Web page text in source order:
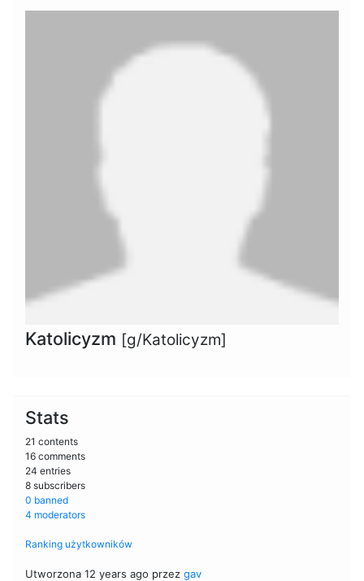
Katolicyzm [g/Katolicyzm]
Stats
21 contents
16 comments
24 entries
8 subscribers
0 banned
4 moderators
Ranking użytkowników
Utworzona 12 years ago przez gav